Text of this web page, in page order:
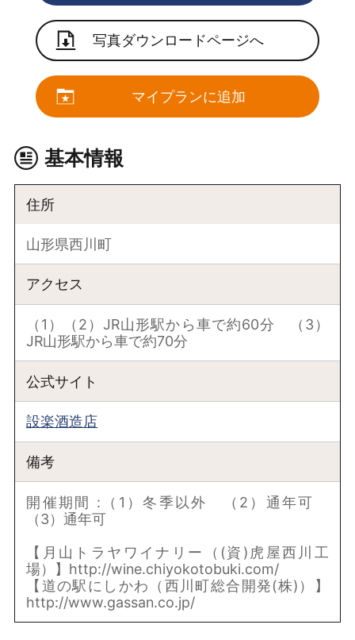
写真ダウンロードページへ
マイプランに追加
基本情報
住所
山形県西川町
アクセス
（1）（2）JR山形駅から車で約60分 （3）
JR山形駅から車で約70分
公式サイト
設楽酒造店
備考
開催期間 :（1）冬季以外 （2）通年可
（3）通年可
【月山トラヤワイナリー（(資)虎屋西川工
場）】http://wine.chiyokotobuki.com/
【道の駅にしかわ（西川町総合開発(株)）】
http://www.gassan.co.jp/